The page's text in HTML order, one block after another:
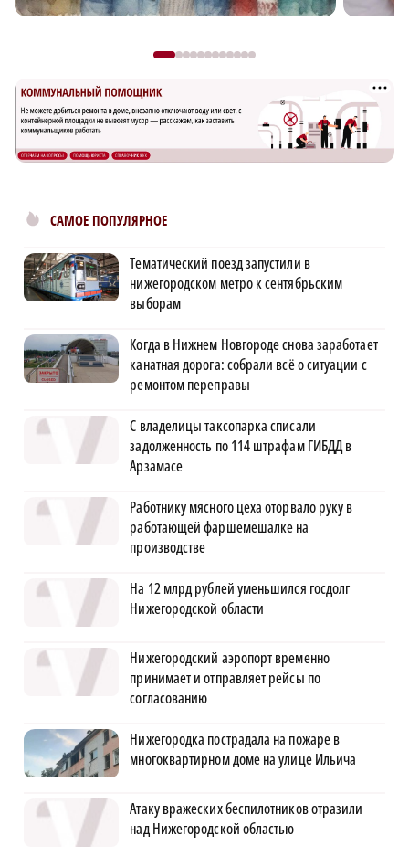
САМОЕ ПОПУЛЯРНОЕ
Тематический поезд запустили в
нижегородском метро к сентябрьским
выборам
Когда в Нижнем Новгороде снова заработает
канатная дорога: собрали всё о ситуации с
ремонтом переправы
С владелицы таксопарка списали
задолженность по 114 штрафам ГИБДД в
Арзамасе
Работнику мясного цеха оторвало руку в
работающей фаршемешалке на
производстве
На 12 млрд рублей уменьшился госдолг
Нижегородской области
Нижегородский аэропорт временно
принимает и отправляет рейсы по
согласованию
Нижегородка пострадала на пожаре в
многоквартирном доме на улице Ильича
Атаку вражеских беспилотников отразили
над Нижегородской областью